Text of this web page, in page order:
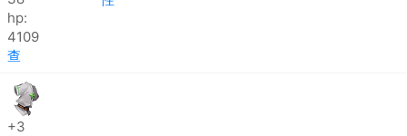
hp:
4109
查
+3